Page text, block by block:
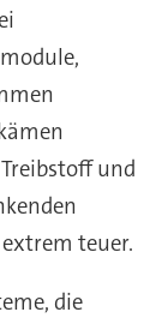
und
teuer.
die